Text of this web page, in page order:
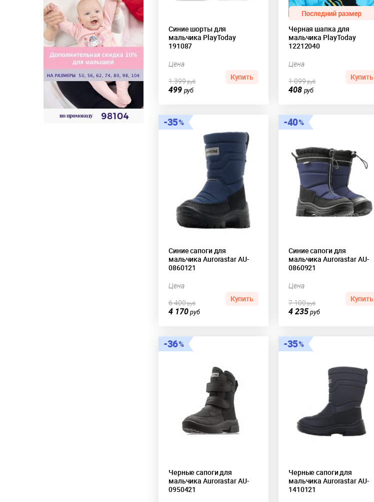
Синие шорты для
мальчика PlayToday
191087
Цена
499 руб
1 399руб Купить
Черная шапка для
мальчика PlayToday
12212040
Цена
408 руб
1 099руб Купить
35
Синие сапоги для
мальчика Aurorastar AU-
0860121
Цена
4 170руб
6 400руб Купить
40
Синие сапоги для
мальчика Aurorastar AU-
0860921
Цена
4 235руб
7 100руб Купить
36
Черные сапоги для
мальчика Aurorastar AU-
0950421
35
Черные сапоги для
мальчика Aurorastar AU-
1410121